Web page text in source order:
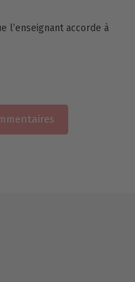
l’enseignant accorde à